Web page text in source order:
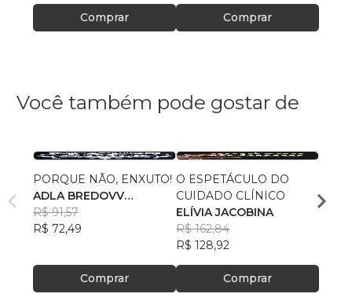
Comprar Comprar
Você também pode gostar de
PORQUE NÃO, ENXUTO!
ADLA BREDOVV
VERMEULEN
R$ 91,57
R$ 72,49
Comprar
O ESPETÁCULO DO
CUIDADO CLÍNICO
ELÍVIA JACOBINA
R$ 162,84
R$ 128,92
Comprar